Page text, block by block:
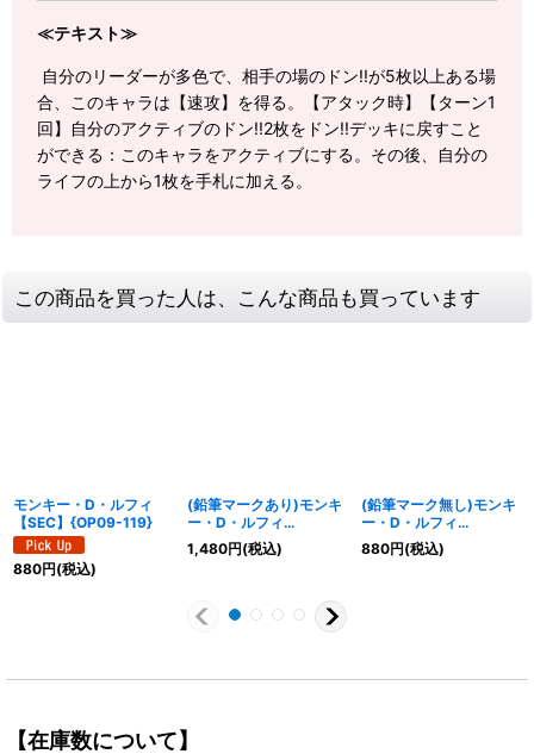
≪テキスト≫
自分のリーダーが多色で、相手の場のドン!!が5枚以上ある場
合、このキャラは【速攻】を得る。【アタック時】【ターン1
回】自分のアクティブのドン!!2枚をドン!!デッキに戻すこと
ができる：このキャラをアクティブにする。その後、自分の
ライフの上から1枚を手札に加える。
この商品を買った人は、こんな商品も買っています
モンキー・D・ルフィ
【SEC】{OP09-119}
880円(税込)
(鉛筆マークあり)モンキ
ー・D・ルフィ
(illust:TAPIOCA)
【SEC】{OP05-119}
1,480円(税込)
(鉛筆マーク無し)モンキ
ー・D・ルフィ
(illust:TAPIOCA)
【SEC】{OP05-119}
880円(税込)
【在庫数について】